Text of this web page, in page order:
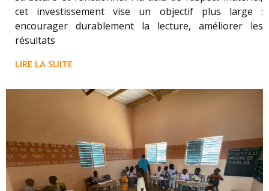
cet investissement vise un objectif plus large :
encourager durablement la lecture, améliorer les
résultats
LIRE LA SUITE